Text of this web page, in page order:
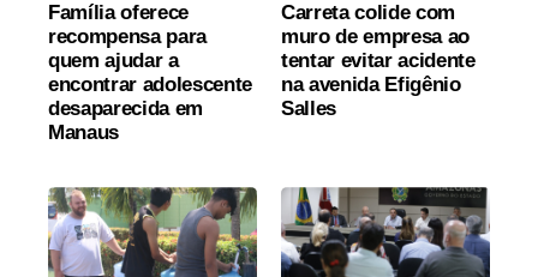
Família oferece
recompensa para
quem ajudar a
encontrar adolescente
desaparecida em
Manaus
Carreta colide com
muro de empresa ao
tentar evitar acidente
na avenida Efigênio
Salles